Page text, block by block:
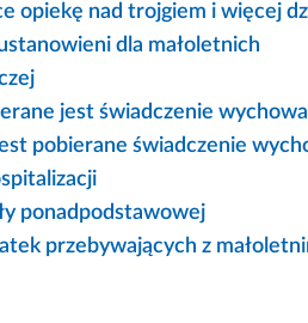
opiekę nad trojgiem i więcej
dla małoletnich
jest świadczenie
pobierane świadczenie
ponadpodstawowej
przebywających z